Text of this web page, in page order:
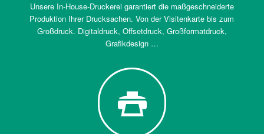
Unsere In-House-Druckerei garantiert die maßgeschneiderte
Produktion Ihrer Drucksachen. Von der Visitenkarte bis zum
Großdruck. Digitaldruck, Offsetdruck, Großformatdruck,
Grafikdesign …